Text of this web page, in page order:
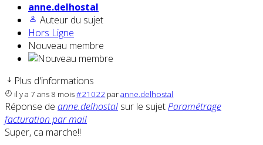
anne.delhostal
Auteur du sujet
Hors Ligne
Nouveau membre
Plus d'informations
il y a 7 ans 8 mois#21022 paranne.delhostal
Réponse de anne.delhostal sur le sujetParamétrage
facturation par mail
Super, ca marche!!